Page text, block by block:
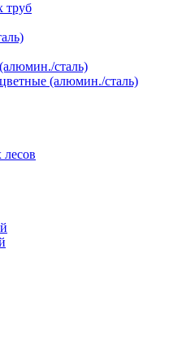
труб
сталь)
(алюмин./сталь)